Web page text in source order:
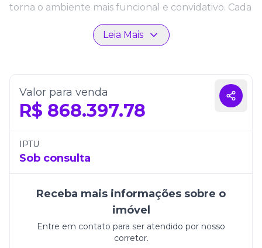
torna o ambiente mais funcional e convidativo. Cada
detalhe foi pensado para proporcionar uma
experiência residencial completa.
qualidade construtiva, localização estratégica e
valorização constante. Uma oportunidade ideal
para morar com tranquilidade ou investir com
Leia Mais
Valor para venda
R$ 868.397.78
IPTU
Sob consulta
Receba mais informações sobre o
imóvel
Entre em contato para ser atendido por nosso
corretor.